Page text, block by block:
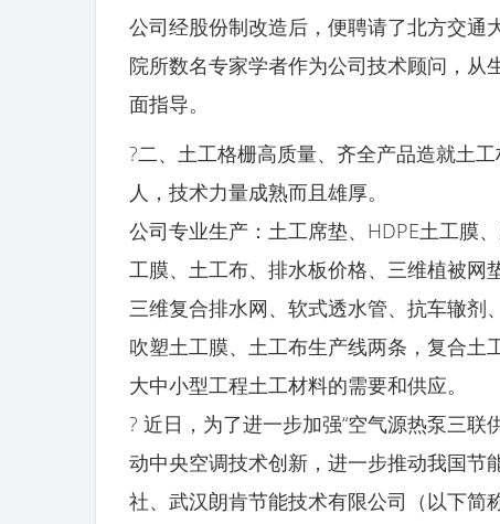
公司经股份制改造后，便聘请了北方交通
院所数名专家学者作为公司技术顾问，从
面指导。
?二、土工格栅高质量、齐全产品造就土
人，技术力量成熟而且雄厚。
公司专业生产：土工席垫、HDPE土工膜
工膜、土工布、排水板价格、三维植被网
三维复合排水网、软式透水管、抗车辙
吹塑土工膜、土工布生产线两条，复合土
大中小型工程土工材料的需要和供应。
? 近日，为了进一步加强“空气源热泵三联
动中央空调技术创新，进一步推动我国节
社、武汉朗肯节能技术有限公司（以下简